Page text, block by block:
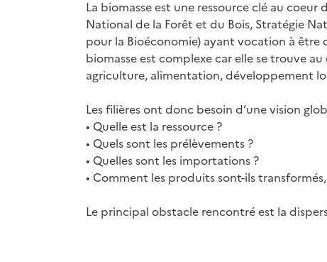
La biomasse est une ressource clé au
National de la Forêt et du Bois, Stratégie
pour la Bioéconomie) ayant vocation à être
biomasse est complexe car elle se trouve
agriculture, alimentation, développement
Les filières ont donc besoin d’une vision
• Quelle est la ressource ?
• Quels sont les prélèvements ?
• Quelles sont les importations ?
• Comment les produits sont-ils
Le principal obstacle rencontré est la